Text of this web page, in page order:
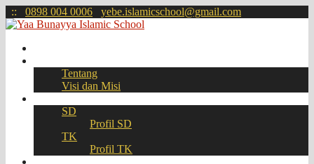
:: 0898 004 0006 yebe.islamicschool@gmail.com
Tentang
Visi dan Misi
SD
Profil SD
TK
Profil TK